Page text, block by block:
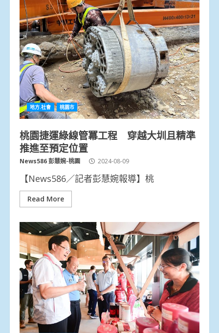
地方.社會 桃園市
桃園捷運綠線管冪工程 穿越大圳且精準
推進至預定位置
News586 彭慧婉-桃園 2024-08-09
【News586／記者彭慧婉報導】桃
Read More